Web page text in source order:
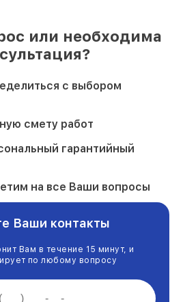
или необходима
с выбором
смету работ
гарантийный
на все Ваши вопросы
Ваши контакты
Вам в течение 15 минут, и
по любому вопросу